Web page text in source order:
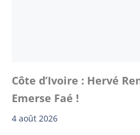
Côte d’Ivoire : Hervé
Emerse Faé !
4 août 2026